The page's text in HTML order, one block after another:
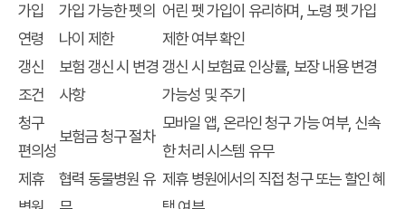
가입
연령
가입 가능한 펫의
나이 제한
어린 펫 가입이 유리하며, 노령 펫 가입
제한 여부 확인
갱신
조건
보험 갱신 시 변경
사항
갱신 시 보험료 인상률, 보장 내용 변경
가능성 및 주기
청구
편의성
보험금 청구 절차
모바일 앱, 온라인 청구 가능 여부, 신속
한 처리 시스템 유무
제휴
협력 동물병원 유 제휴 병원에서의 직접 청구 또는 할인 혜